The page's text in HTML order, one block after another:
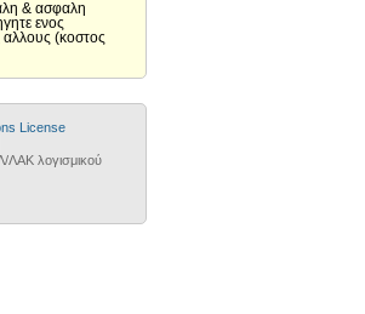
& ασφαλη
ενος
(κοστος
License
ΛΑΚ λογισμικού